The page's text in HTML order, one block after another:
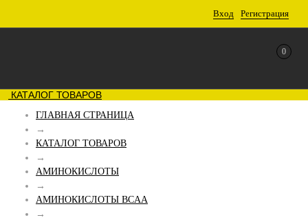
Вход Регистрация
0
КАТАЛОГ ТОВАРОВ
ГЛАВНАЯ СТРАНИЦА
→
КАТАЛОГ ТОВАРОВ
→
АМИНОКИСЛОТЫ
→
АМИНОКИСЛОТЫ BCAA
→